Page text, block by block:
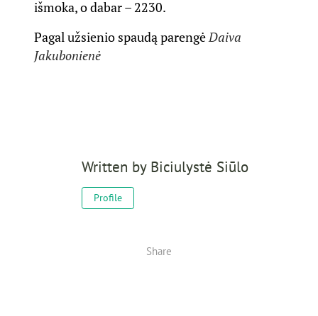
išmoka, o dabar – 2230.
Pagal užsienio spaudą parengėDaiva
Jakubonienė
Written by Biciulystė Siūlo
Profile
Share